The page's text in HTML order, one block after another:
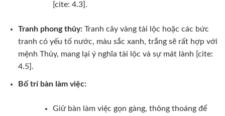
[cite: 4.3].
Tranh phong thủy:Tranh cây vàng tài lộc hoặc các bức
tranh có yếu tố nước, màu sắc xanh, trắng sẽ rất hợp với
mệnh Thủy, mang lại ý nghĩa tài lộc và sự mát lành [cite:
4.5].
Bố trí bàn làm việc:
Giữ bàn làm việc gọn gàng, thông thoáng để